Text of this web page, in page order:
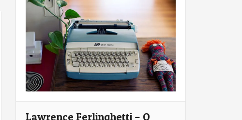
Lawrence Ferlinghetti – O